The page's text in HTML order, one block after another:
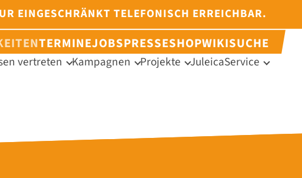
EINGESCHRÄNKT TELEFONISCH ERREICHBAR.
TERMINEJOBSPRESSESHOPWIKISUCHE
vertreten Kampagnen Projekte JuleicaService